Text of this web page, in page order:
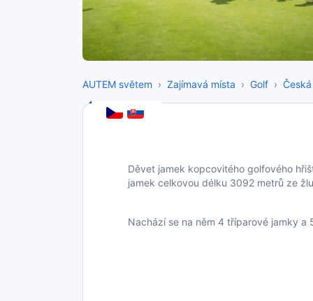
AUTEM světem Zajímavá místa Golf
Děvet jamek kopcovitého golfového
jamek celkovou délku 3092 metrů ze
Nachází se na něm 4 tříparové jamky